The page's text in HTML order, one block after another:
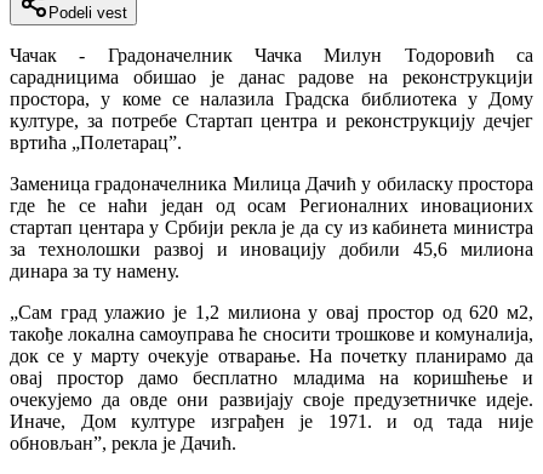
Podeli vest
Чачак - Градоначелник Чачка Милун Тодоровић са
сарадницима обишао је данас радове на реконструкцији
простора, у коме се налазила Градска библиотека у Дому
културе, за потребе Стартап центра и реконструкцију дечјег
вртића „Полетарац”.
Заменица градоначелника Милица Дачић у обиласку простора
где ће се наћи један од осам Регионалних иновационих
стартап центара у Србији рекла је да су из кабинета министра
за технолошки развој и иновацију добили 45,6 милиона
динара за ту намену.
„Сам град улажио је 1,2 милиона у овај простор од 620 м2,
такође локална самоуправа ће сносити трошкове и комуналија,
док се у марту очекује отварање. На почетку планирамо да
овај простор дамо бесплатно младима на коришћење и
очекујемо да овде они развијају своје предузетничке идеје.
Иначе, Дом културе изграђен је 1971. и од тада није
обновљан”, рекла је Дачић.